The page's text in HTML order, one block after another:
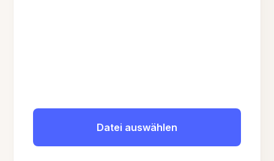
Datei auswählen